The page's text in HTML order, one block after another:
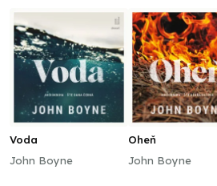
Voda
John Boyne
Oheň
John Boyne